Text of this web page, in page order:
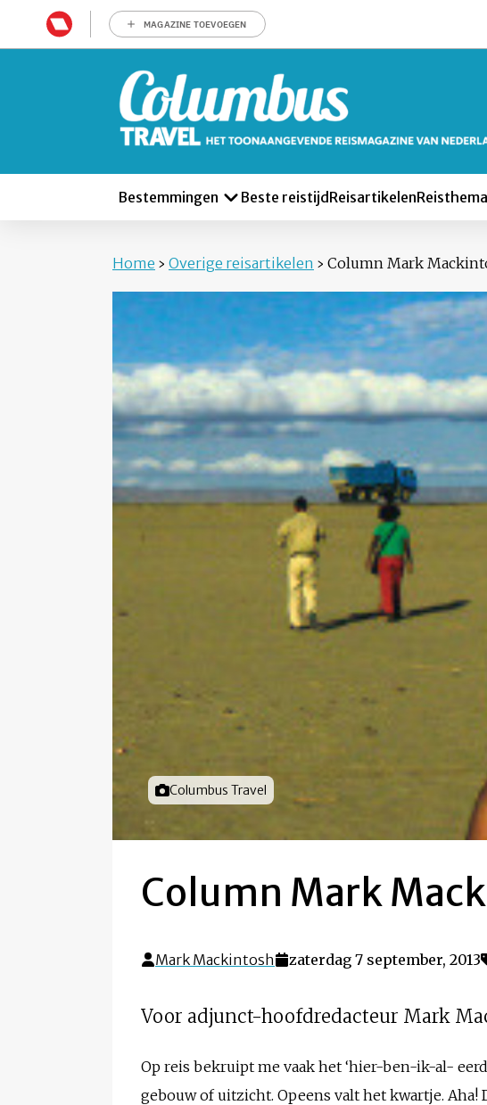
MAGAZINE TOEVOEGEN
Bestemmingen Beste reistijd Reisartikelen
Home › Overige reisartikelen › Column Mark
Foto door
Columbus Travel
Column Mark
Mark Mackintosh zaterdag 7 september, 2013
Voor adjunct-hoofdredacteur Mark
Op reis bekruipt me vaak het ‘hier-ben-ik-al-
gebouw of uitzicht. Opeens valt het kwartje.